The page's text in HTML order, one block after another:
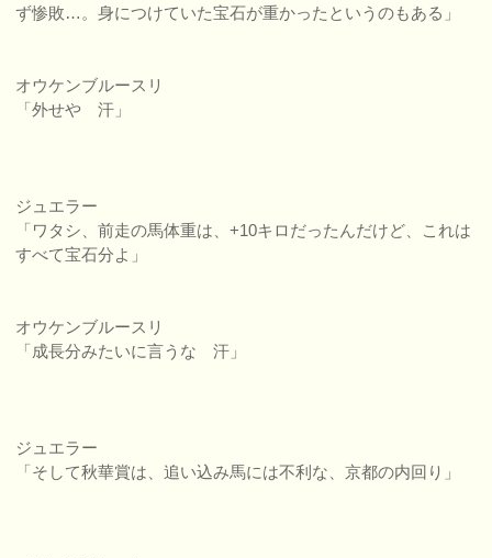
ず惨敗…。身につけていた宝石が重かったというのもある」
オウケンブルースリ
「外せや 汗」
ジュエラー
「ワタシ、前走の馬体重は、+10キロだったんだけど、これは
すべて宝石分よ」
オウケンブルースリ
「成長分みたいに言うな 汗」
ジュエラー
「そして秋華賞は、追い込み馬には不利な、京都の内回り」